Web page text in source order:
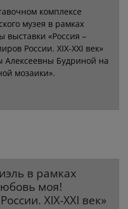
комплексе
музея в рамках
выставки «Россия –
России. XIX-XXI век»
Алексеевны Будриной на
мозаики».
в рамках
моя!
XIX-XXI век»